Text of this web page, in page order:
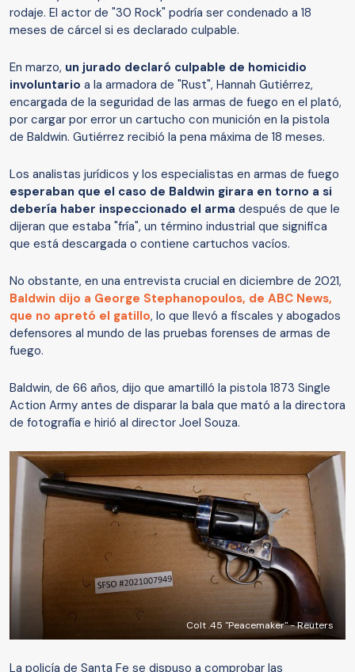
rodaje. El actor de "30 Rock" podría ser condenado a 18
meses de cárcel si es declarado culpable.
En marzo, un jurado declaró culpable de homicidio
involuntario a la armadora de "Rust", Hannah Gutiérrez,
encargada de la seguridad de las armas de fuego en el plató,
por cargar por error un cartucho con munición en la pistola
de Baldwin. Gutiérrez recibió la pena máxima de 18 meses.
Los analistas jurídicos y los especialistas en armas de fuego
esperaban que el caso de Baldwin girara en torno a si
debería haber inspeccionado el arma después de que le
dijeran que estaba "fría", un término industrial que significa
que está descargada o contiene cartuchos vacíos.
No obstante, en una entrevista crucial en diciembre de 2021,
Baldwin dijo a George Stephanopoulos, de ABC News,
que no apretó el gatillo, lo que llevó a fiscales y abogados
defensores al mundo de las pruebas forenses de armas de
fuego.
Baldwin, de 66 años, dijo que amartilló la pistola 1873 Single
Action Army antes de disparar la bala que mató a la directora
de fotografía e hirió al director Joel Souza.
Colt .45 "Peacemaker" - Reuters
La policía de Santa Fe se dispuso a comprobar las